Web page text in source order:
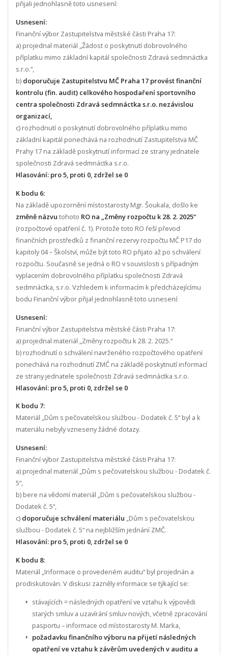
přijali jednohlasně toto usnesení:
Usnesení:
Finanční výbor Zastupitelstva městské části Praha 17:
a) projednal materiál „Žádost o poskytnutí dobrovolného
příplatku mimo základní kapitál společnosti Zdravá sedmnáctka
s.r.o.“,
b) doporučuje Zastupitelstvu MČ Praha 17 provést finanční
kontrolu (fin. audit) celkového hospodaření sportovního
centra společnosti Zdravá sedmnáctka s.r.o. nezávislou
organizací,
c) rozhodnutí o poskytnutí dobrovolného příplatku mimo
základní kapitál ponechává na rozhodnutí Zastupitelstva MČ
Prahy 17 na základě poskytnutí informací ze strany jednatele
společnosti Zdravá sedmnáctka s.r.o.
Hlasování: pro 5, proti 0, zdržel se 0
K bodu 6:
Na základě upozornění místostarosty Mgr. Šoukala, došlo ke
změně názvu tohoto RO na „Změny rozpočtu k 28. 2. 2025“
(rozpočtové opatření č. 1). Protože toto RO řeší převod
finančních prostředků z finanční rezervy rozpočtu MČ P17 do
kapitoly 04 – Školství, může být toto RO přijato až po schválení
rozpočtu. Současně se jedná o RO v souvislosti s případným
vyplacením dobrovolného příplatku společnosti Zdravá
sedmnáctka, s.r.o. Vzhledem k informacím k předcházejícímu
bodu Finanční výbor přijal jednohlasně toto usnesení:
Usnesení:
Finanční výbor Zastupitelstva městské části Praha 17:
a) projednal materiál „Změny rozpočtu k 28. 2. 2025.“
b) rozhodnutí o schválení navrženého rozpočtového opatření
ponechává na rozhodnutí ZMČ na základě poskytnutí informací
ze strany jednatele společnosti Zdravá sedmnáctka s.r.o.
Hlasování: pro 5, proti 0, zdržel se 0
K bodu 7:
Materiál „Dům s pečovatelskou službou - Dodatek č. 5“ byl a k
materiálu nebyly vzneseny žádné dotazy.
Usnesení:
Finanční výbor Zastupitelstva městské části Praha 17:
a) projednal materiál „Dům s pečovatelskou službou - Dodatek č.
5“,
b) bere na vědomí materiál „Dům s pečovatelskou službou -
Dodatek č. 5“,
c) doporučuje schválení materiálu „Dům s pečovatelskou
službou - Dodatek č. 5“ na nejbližším jednání ZMČ.
Hlasování: pro 5, proti 0, zdržel se 0
K bodu 8:
Materiál „Informace o provedeném auditu“ byl projednán a
prodiskutován. V diskusi zazněly informace se týkající se:
stávajících = následných opatření ve vztahu k výpovědi
starých smluv a uzavírání smluv nových, včetně zpracování
pasportu – informace od místostarosty M. Marka,
požadavku finančního výboru na přijetí následných
opatření ve vztahu k závěrům uvedených v auditu a